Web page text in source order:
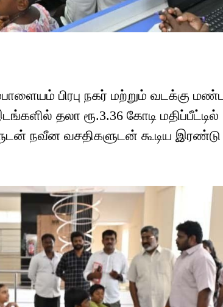
பிரபு நகர் மற்றும் வடக்கு
தலா ரூ.3.36 கோடி மதிப்பீட்டில்
நவீன வசதிகளுடன் கூடிய இரண்டு